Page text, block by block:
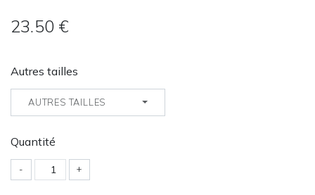
23.50 €
Autres tailles
AUTRES TAILLES
Quantité
- +